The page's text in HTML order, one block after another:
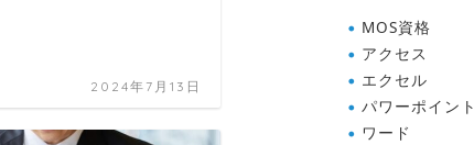
2024年7月13日
MOS資格
アクセス
エクセル
パワーポイント
ワード